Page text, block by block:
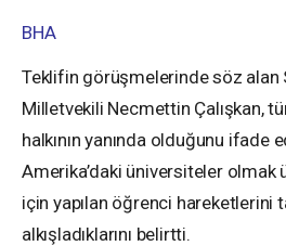
BHA
Teklifin görüşmelerinde söz alan
Milletvekili Necmettin Çalışkan,
halkının yanında olduğunu ifade
Amerika’daki üniversiteler olmak
için yapılan öğrenci hareketlerini
alkışladıklarını belirtti.